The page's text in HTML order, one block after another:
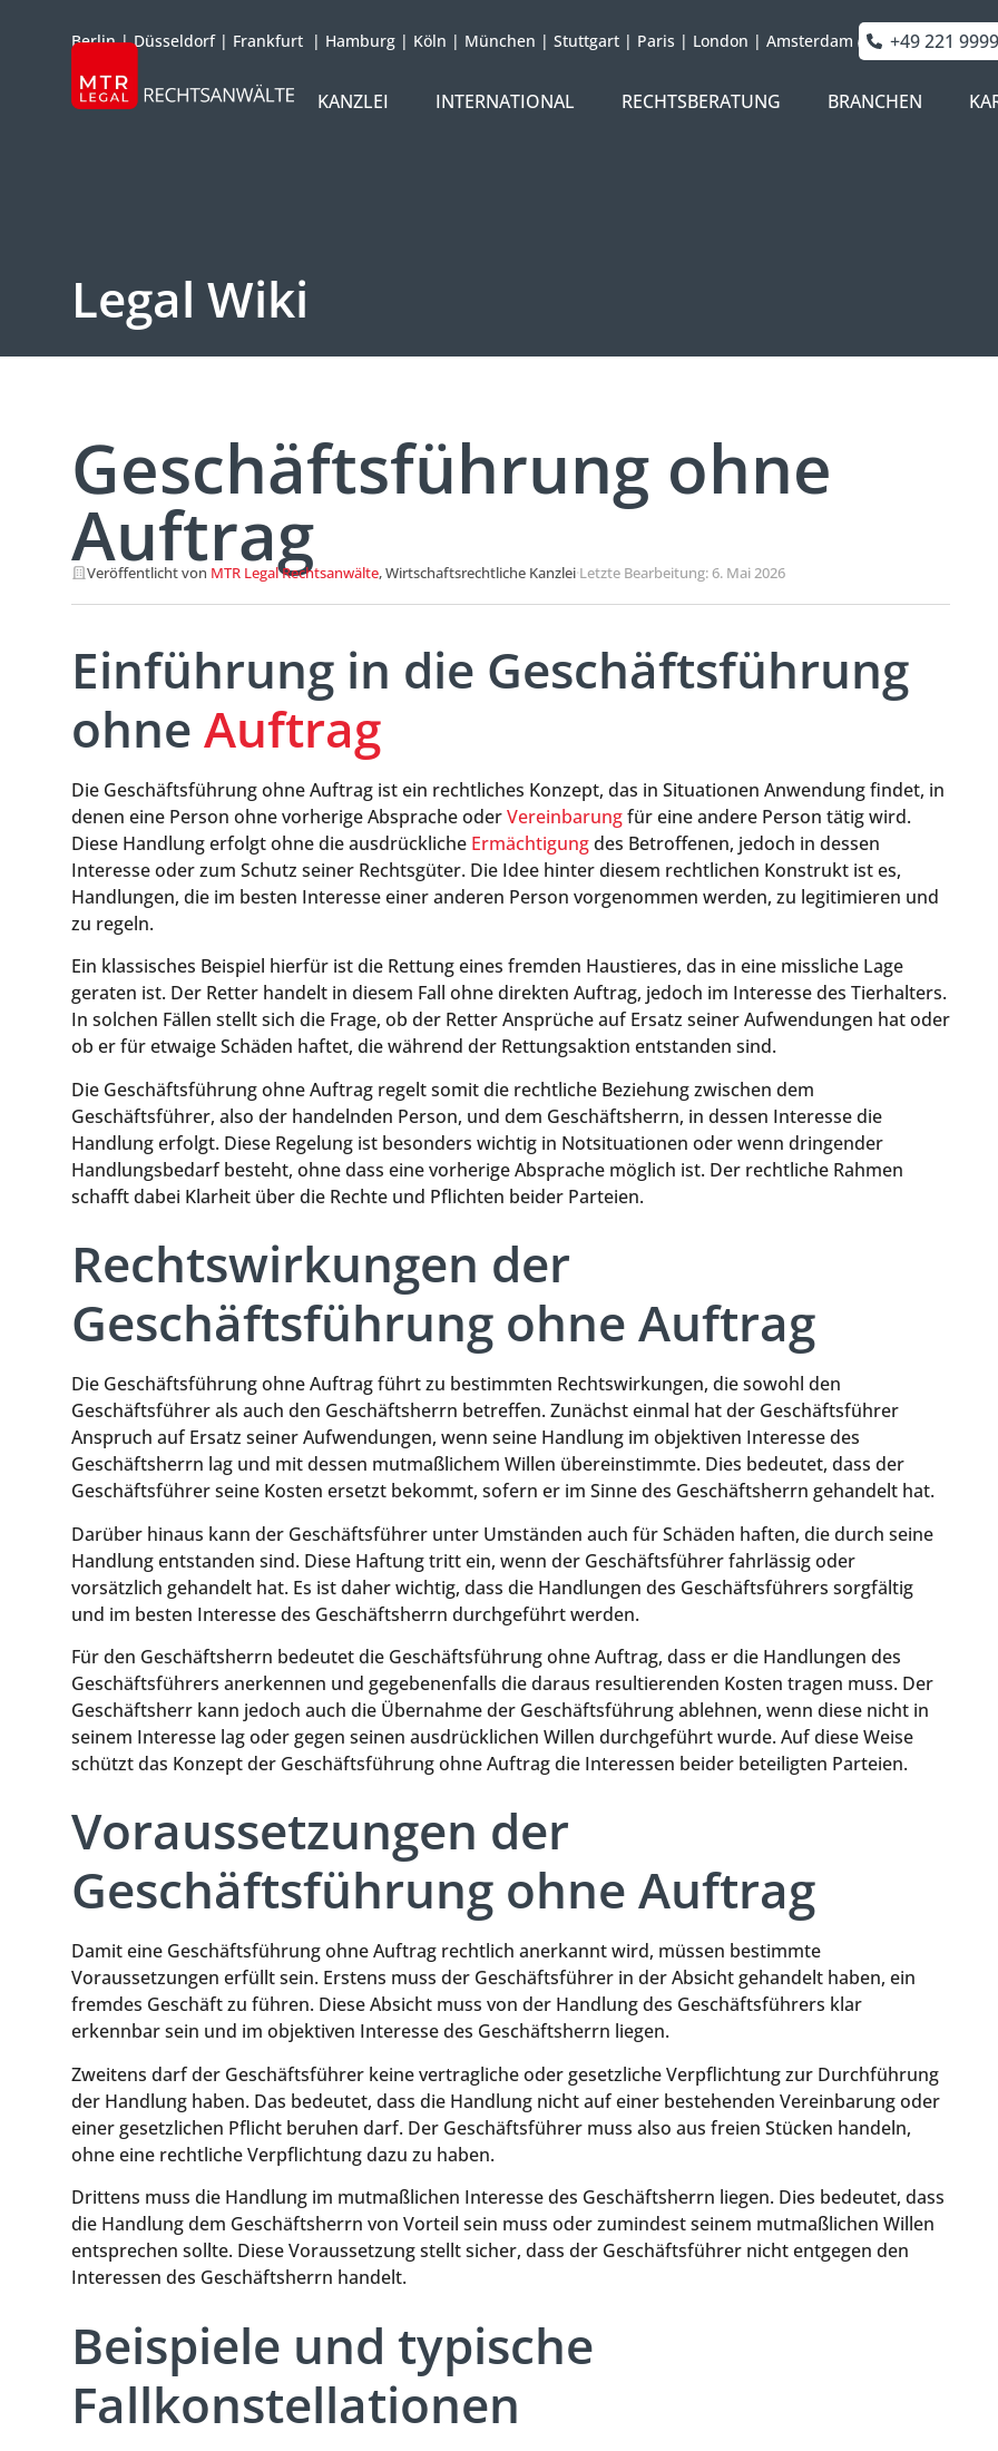
Berlin|Düsseldorf| Frankfurt | Hamburg | Köln | München | Stuttgart | Paris | London | Amsterdam +49 221
KANZLEI
INTERNATIONAL RECHTSBERATUNG BRANCHEN
Legal Wiki
Geschäftsführung ohne
Auftrag
Veröffentlicht von MTR Legal Rechtsanwälte, Wirtschaftsrechtliche Kanzlei·Letzte Bearbeitung: 6. Mai 2026
Einführung in die Geschäftsführung
ohne Auftrag
Die Geschäftsführung ohne Auftrag ist ein rechtliches Konzept, das in Situationen Anwendung findet, in
denen eine Person ohne vorherige Absprache oderVereinbarungfür eine andere Person tätig wird.
Diese Handlung erfolgt ohne die ausdrückliche Ermächtigungdes Betroffenen, jedoch in dessen
Interesse oder zum Schutz seiner Rechtsgüter. Die Idee hinter diesem rechtlichen Konstrukt ist es,
Handlungen, die im besten Interesse einer anderen Person vorgenommen werden, zu legitimieren und
zu regeln.
Ein klassisches Beispiel hierfür ist die Rettung eines fremden Haustieres, das in eine missliche Lage
geraten ist. Der Retter handelt in diesem Fall ohne direkten Auftrag, jedoch im Interesse des Tierhalters.
In solchen Fällen stellt sich die Frage, ob der Retter Ansprüche auf Ersatz seiner Aufwendungen hat oder
ob er für etwaige Schäden haftet, die während der Rettungsaktion entstanden sind.
Die Geschäftsführung ohne Auftrag regelt somit die rechtliche Beziehung zwischen dem
Geschäftsführer, also der handelnden Person, und dem Geschäftsherrn, in dessen Interesse die
Handlung erfolgt. Diese Regelung ist besonders wichtig in Notsituationen oder wenn dringender
Handlungsbedarf besteht, ohne dass eine vorherige Absprache möglich ist. Der rechtliche Rahmen
schafft dabei Klarheit über die Rechte und Pflichten beider Parteien.
Rechtswirkungen der
Geschäftsführung ohne Auftrag
Die Geschäftsführung ohne Auftrag führt zu bestimmten Rechtswirkungen, die sowohl den
Geschäftsführer als auch den Geschäftsherrn betreffen. Zunächst einmal hat der Geschäftsführer
Anspruch auf Ersatz seiner Aufwendungen, wenn seine Handlung im objektiven Interesse des
Geschäftsherrn lag und mit dessen mutmaßlichem Willen übereinstimmte. Dies bedeutet, dass der
Geschäftsführer seine Kosten ersetzt bekommt, sofern er im Sinne des Geschäftsherrn gehandelt hat.
Darüber hinaus kann der Geschäftsführer unter Umständen auch für Schäden haften, die durch seine
Handlung entstanden sind. Diese Haftung tritt ein, wenn der Geschäftsführer fahrlässig oder
vorsätzlich gehandelt hat. Es ist daher wichtig, dass die Handlungen des Geschäftsführers sorgfältig
und im besten Interesse des Geschäftsherrn durchgeführt werden.
Für den Geschäftsherrn bedeutet die Geschäftsführung ohne Auftrag, dass er die Handlungen des
Geschäftsführers anerkennen und gegebenenfalls die daraus resultierenden Kosten tragen muss. Der
Geschäftsherr kann jedoch auch die Übernahme der Geschäftsführung ablehnen, wenn diese nicht in
seinem Interesse lag oder gegen seinen ausdrücklichen Willen durchgeführt wurde. Auf diese Weise
schützt das Konzept der Geschäftsführung ohne Auftrag die Interessen beider beteiligten Parteien.
Voraussetzungen der
Geschäftsführung ohne Auftrag
Damit eine Geschäftsführung ohne Auftrag rechtlich anerkannt wird, müssen bestimmte
Voraussetzungen erfüllt sein. Erstens muss der Geschäftsführer in der Absicht gehandelt haben, ein
fremdes Geschäft zu führen. Diese Absicht muss von der Handlung des Geschäftsführers klar
erkennbar sein und im objektiven Interesse des Geschäftsherrn liegen.
Zweitens darf der Geschäftsführer keine vertragliche oder gesetzliche Verpflichtung zur Durchführung
der Handlung haben. Das bedeutet, dass die Handlung nicht auf einer bestehenden Vereinbarung oder
einer gesetzlichen Pflicht beruhen darf. Der Geschäftsführer muss also aus freien Stücken handeln,
ohne eine rechtliche Verpflichtung dazu zu haben.
Drittens muss die Handlung im mutmaßlichen Interesse des Geschäftsherrn liegen. Dies bedeutet, dass
die Handlung dem Geschäftsherrn von Vorteil sein muss oder zumindest seinem mutmaßlichen Willen
entsprechen sollte. Diese Voraussetzung stellt sicher, dass der Geschäftsführer nicht entgegen den
Interessen des Geschäftsherrn handelt.
Beispiele und typische
Fallkonstellationen